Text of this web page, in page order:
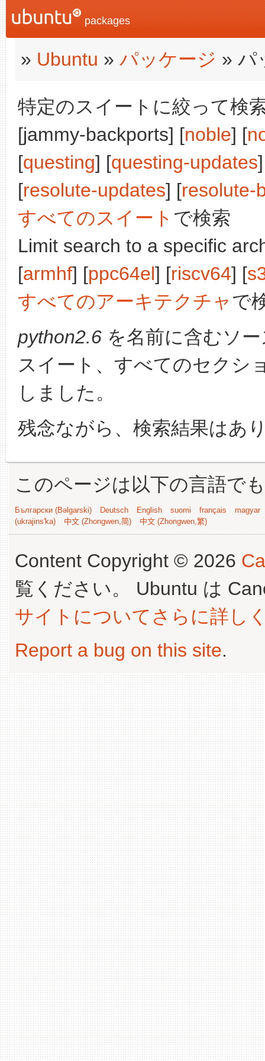
packages
» Ubuntu » パッケージ » パ
特定のスイートに絞って検
[jammy-backports] [noble] [
[questing] [questing-updates
[resolute-updates] [resolute-
すべてのスイート で検索
Limit search to a specific
[armhf] [ppc64el] [riscv64] [
すべてのアーキテクチャで
python2.6 を名前に含むソ
スイート、すべてのセクシ
しました。
残念ながら、検索結果はあ
このページは以下の言語で
Български (Bəlgarski) Deutsch English suomi français
magyar
(ukrajins'ka)
中文 (Zhongwen,简) 中文 (Zhongwen,繁)
Content Copyright © 2026
覧ください。 Ubuntu は
サイトについてさらに詳し
Report a bug on this site.